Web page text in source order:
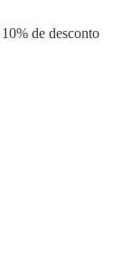
10% de desconto